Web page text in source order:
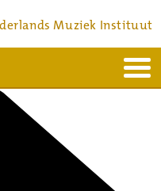
Muziek Instituut